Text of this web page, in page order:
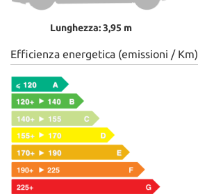
Lunghezza: 3,95 m
Efficienza energetica (emissioni / Km)